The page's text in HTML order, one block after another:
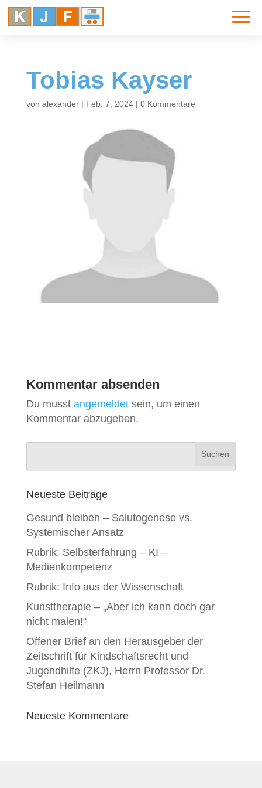
Tobias Kayser
von alexander| Feb. 7, 2024| 0 Kommentare
Kommentar absenden
Du musst angemeldetsein, um einen
Kommentar abzugeben.
Neueste Beiträge
Gesund bleiben – Salutogenese vs.
Systemischer Ansatz
Rubrik: Selbsterfahrung – KI –
Medienkompetenz
Rubrik: Info aus der Wissenschaft
Kunsttherapie – „Aber ich kann doch gar
nicht malen!“
Offener Brief an den Herausgeber der
Zeitschrift für Kindschaftsrecht und
Jugendhilfe (ZKJ), Herrn Professor Dr.
Stefan Heilmann
Neueste Kommentare